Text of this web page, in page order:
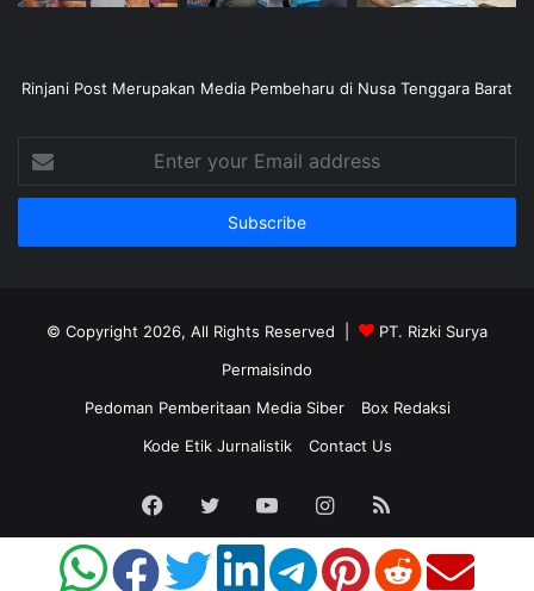
Rinjani Post Merupakan Media Pembeharu di Nusa Tenggara Barat
your
Email
© Copyright 2026, All Rights Reserved |
PT. Rizki Surya
Permaisindo
Pedoman Pemberitaan Media Siber
Box Redaksi
Kode Etik Jurnalistik
Contact Us
Facebook
Twitter YouTubeInstagram